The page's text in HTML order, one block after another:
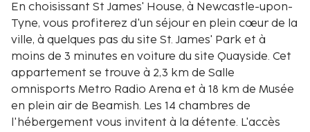
En choisissant St James' House, à Newcastle-upon-
Tyne, vous profiterez d'un séjour en plein cœur de la
ville, à quelques pas du site St. James' Park et à
moins de 3 minutes en voiture du site Quayside. Cet
appartement se trouve à 2,3 km de Salle
omnisports Metro Radio Arena et à 18 km de Musée
en plein air de Beamish. Les 14 chambres de
l'hébergement vous invitent à la détente. L'accès